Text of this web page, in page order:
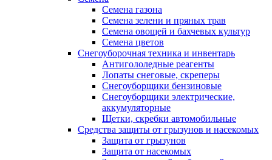
Семена газона
Семена зелени и пряных трав
Семена овощей и бахчевых культур
Семена цветов
Снегоуборочная техника и инвентарь
Антигололедные реагенты
Лопаты снеговые, скреперы
Снегоуборщики бензиновые
Снегоуборщики электрические,
аккумуляторные
Щетки, скребки автомобильные
Средства защиты от грызунов и насекомых
Защита от грызунов
Защита от насекомых